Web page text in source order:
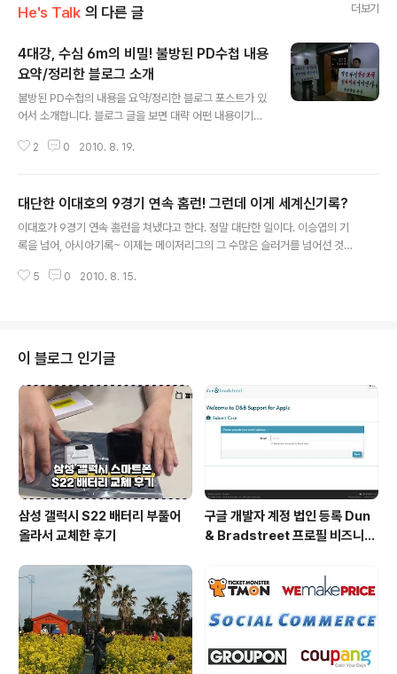
He's Talk 의 다른 글 더보기
4대강, 수심 6m의 비밀! 불방된 PD수첩 내용
요약/정리한 블로그 소개
불방된 PD수첩의 내용을 요약/정리한 블로그 포스트가 있
어서 소개합니다. 블로그 글을 보면 대략 어떤 내용이기에
블로그 글을 보면 지금은 삭제되어 볼 수 없는 PD수첩 '4
어떻게 돌아가고 있는지를 알아야 하기 때문입니다. 블로
그 운영하시는 분이나 트위터 활동 하시는 분은 이런 글을
많이많이 퍼트려주시기 바랍니다. 결국 4대강 사업의 주목
내용은 아래의 블로그글을 참고하시기 바랍니다. 블로그
2 0 2010. 8. 19.
대단한 이대호의 9경기 연속 홈런! 그런데 이게 세계신기록?
이대호가 9경기 연속 홈런을 쳐냈다고 한다. 정말 대단한 일이다. 이승엽의 기
록을 넘어, 아시아기록~ 이제는 메이저리그의 그 수많은 슬러거를 넘어선 것이
ㅋ 야구는 리그중심의 스포츠다. 물론 축구를 비롯한 대부분의 스포츠가 리그중
메이저리그와 한국 프로야구를 이렇게 수치로만 놓고 비교할 수 있을까? 구장
의 크기만 보더라도 비교 자체가 무의미하다. 이렇게 우리만 인정하고, 우리만
알고 있는.. 그런게 세계신기..
5 0 2010. 8. 15.
이 블로그 인기글
삼성 갤럭시 S22 배터리 부풀어
올라서 교체한 후기
구글 개발자 계정 법인 등록 Dun
& Bradstreet 프로필 비즈니스